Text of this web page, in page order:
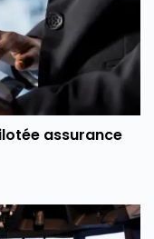
assurance